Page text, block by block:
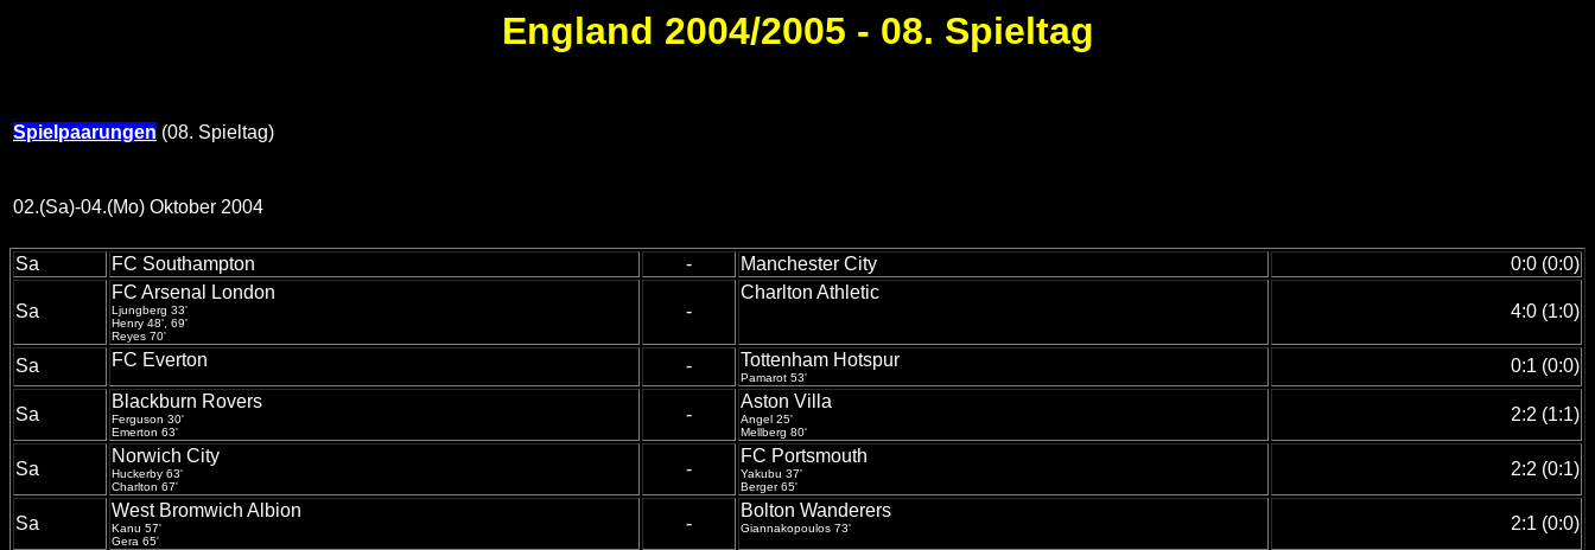
England 2004/2005 - 08. Spieltag
Spielpaarungen (08. Spieltag)
02.(Sa)-04.(Mo) Oktober 2004
Sa FC Southampton - Manchester City 0:0 (0:0)
Sa
FC Arsenal London
Ljungberg 33'
Henry 48', 69'
Reyes 70'
-
Charlton Athletic
4:0 (1:0)
Sa FC Everton - Tottenham Hotspur
Pamarot 53'
0:1 (0:0)
Sa
Blackburn Rovers
Ferguson 30'
Emerton 63'
-
Aston Villa
Angel 25'
Mellberg 80'
2:2 (1:1)
Sa
Norwich City
Huckerby 63'
Charlton 67'
-
FC Portsmouth
Yakubu 37'
Berger 65'
2:2 (0:1)
Sa
West Bromwich Albion
Kanu 57'
Gera 65'
-
Bolton Wanderers
Giannakopoulos 73' 2:1 (0:0)